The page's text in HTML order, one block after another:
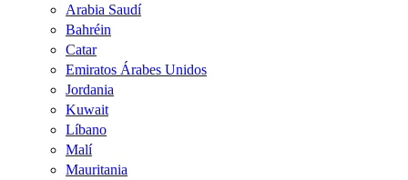
Arabia Saudí
Bahréin
Catar
Emiratos Árabes Unidos
Jordania
Kuwait
Líbano
Malí
Mauritania